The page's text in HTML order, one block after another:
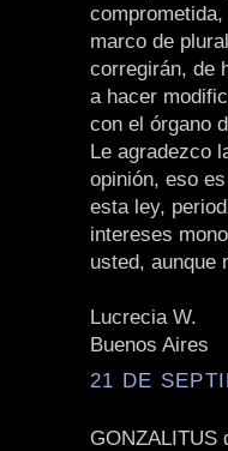
marco de
corregirán, de
a hacer
con el órgano
Le agradezco
opinión, eso
esta ley,
intereses
usted, aunque
Lucrecia W.
Buenos Aires
21 DE
GONZALITUS